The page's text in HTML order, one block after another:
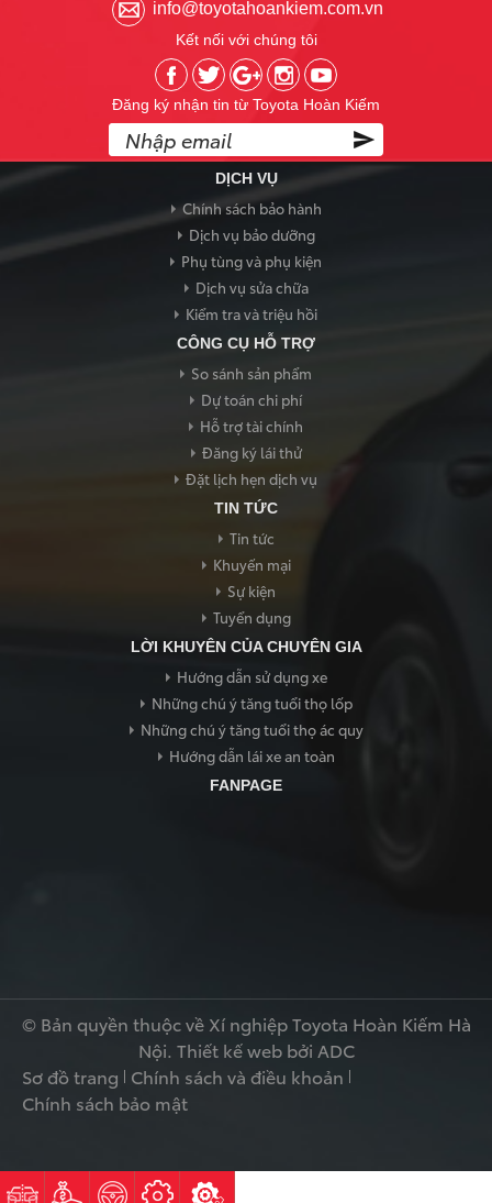
info@toyotahoankiem.com.vn
Kết nối với chúng tôi
Đăng ký nhận tin từ Toyota Hoàn Kiếm
DỊCH VỤ
Chính sách bảo hành
Dịch vụ bảo dưỡng
Phụ tùng và phụ kiện
Dịch vụ sửa chữa
Kiểm tra và triệu hồi
CÔNG CỤ HỖ TRỢ
So sánh sản phẩm
Dự toán chi phí
Hỗ trợ tài chính
Đăng ký lái thử
Đặt lịch hẹn dịch vụ
TIN TỨC
Tin tức
Khuyến mại
Sự kiện
Tuyển dụng
LỜI KHUYÊN CỦA CHUYÊN GIA
Hướng dẫn sử dụng xe
Những chú ý tăng tuổi thọ lốp
Những chú ý tăng tuổi thọ ác quy
Hướng dẫn lái xe an toàn
FANPAGE
© Bản quyền thuộc về Xí nghiệp Toyota Hoàn Kiếm Hà
Nội. Thiết kế webbởi ADC
Sơ đồ trang Chính sách và điều khoản
Chính sách bảo mật